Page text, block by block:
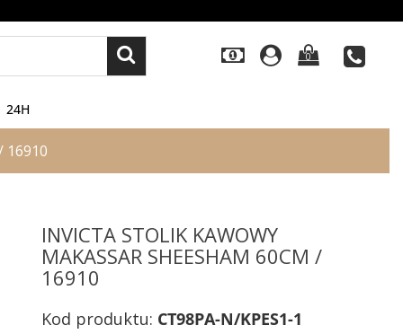
0
24H
16910
INVICTA STOLIK KAWOWY
MAKASSAR SHEESHAM 60CM /
16910
Kod produktu: CT98PA-N/KPES1-1